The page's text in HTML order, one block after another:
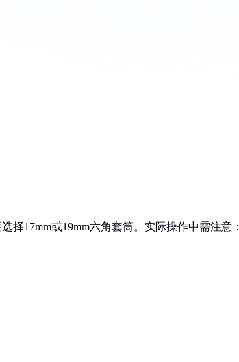
择17mm或19mm六角套筒。实际操作中需注意：